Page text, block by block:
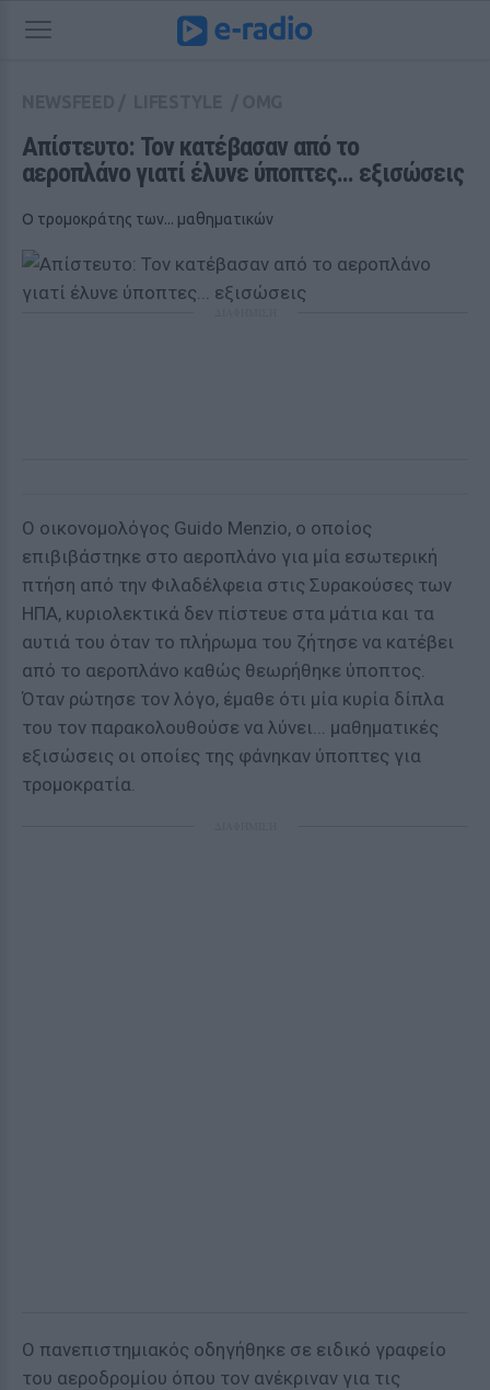
Απίστευτο: Τον κατέβασαν από το
αεροπλάνο γιατί έλυνε ύποπτες... εξισώσεις
Ο τρομοκράτης των... μαθηματικών
Ο οικονομoλόγος Guido Menzio, ο οποίος
επιβιβάστηκε στο αεροπλάνο για μία εσωτερική
πτήση από την Φιλαδέλφεια στις Συρακούσες των
ΗΠΑ, κυριολεκτικά δεν πίστευε στα μάτια και τα
αυτιά του όταν το πλήρωμα του ζήτησε να κατέβει
από το αεροπλάνο καθώς θεωρήθηκε ύποπτος.
Όταν ρώτησε τον λόγο, έμαθε ότι μία κυρία δίπλα
του τον παρακολουθούσε να λύνει... μαθηματικές
εξισώσεις οι οποίες της φάνηκαν ύποπτες για
τρομοκρατία.
Ο πανεπιστημιακός οδηγήθηκε σε ειδικό γραφείο
του αεροδρομίου όπου τον ανέκριναν για τις